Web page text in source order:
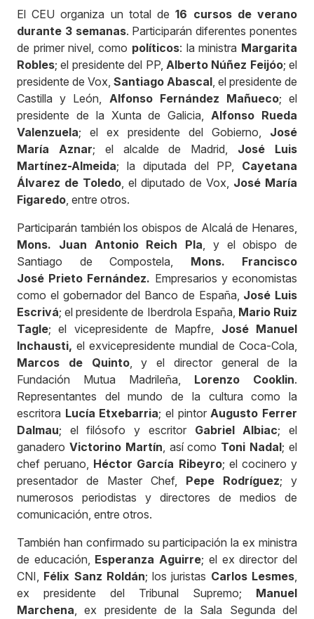
El CEU organiza un total de16 cursos de verano
durante 3 semanas. Participarán diferentes ponentes
de primer nivel, como políticos: la ministra Margarita
Robles; el presidente del PP, Alberto Núñez Feijóo; el
presidente de Vox, Santiago Abascal, el presidente de
Castilla y León, Alfonso Fernández Mañueco; el
presidente de la Xunta de Galicia,Alfonso Rueda
Valenzuela; el ex presidente del Gobierno, José
María Aznar; el alcalde de Madrid, José Luis
Martínez-Almeida; la diputada del PP, Cayetana
Álvarez de Toledo, el diputado de Vox, José María
Figaredo, entre otros.
Participarán también los obispos de Alcalá de Henares,
Mons. Juan Antonio Reich Pla, y el obispo de
Santiago de Compostela, Mons. Francisco
José Prieto Fernández. Empresarios y economistas
como el gobernador del Banco de España, José Luis
Escrivá; el presidente de Iberdrola España, Mario Ruiz
Tagle; el vicepresidente de Mapfre, José Manuel
Inchausti, el exvicepresidente mundial de Coca-Cola,
Marcos de Quinto, y el director general de la
Fundación Mutua Madrileña, Lorenzo Cooklin.
Representantes del mundo de la cultura como la
escritora Lucía Etxebarria; el pintorAugusto Ferrer
Dalmau; el filósofo y escritor Gabriel Albiac; el
ganadero Victorino Martín, así como Toni Nadal; el
chef peruano, Héctor García Ribeyro; el cocinero y
presentador de Master Chef, Pepe Rodríguez; y
numerosos periodistas y directores de medios de
comunicación, entre otros.
También han confirmado su participación la ex ministra
de educación, Esperanza Aguirre; el ex director del
CNI, Félix Sanz Roldán; los juristas Carlos Lesmes,
ex presidente del Tribunal Supremo; Manuel
Marchena, ex presidente de la Sala Segunda del